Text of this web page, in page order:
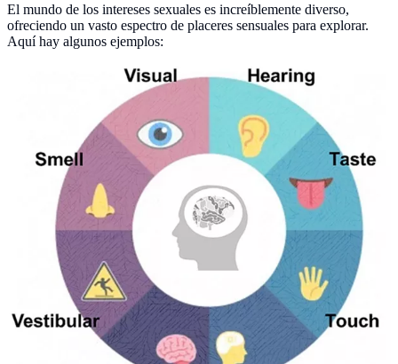
El mundo de los intereses sexuales es increíblemente diverso,
ofreciendo un vasto espectro de placeres sensuales para explorar.
Aquí hay algunos ejemplos: